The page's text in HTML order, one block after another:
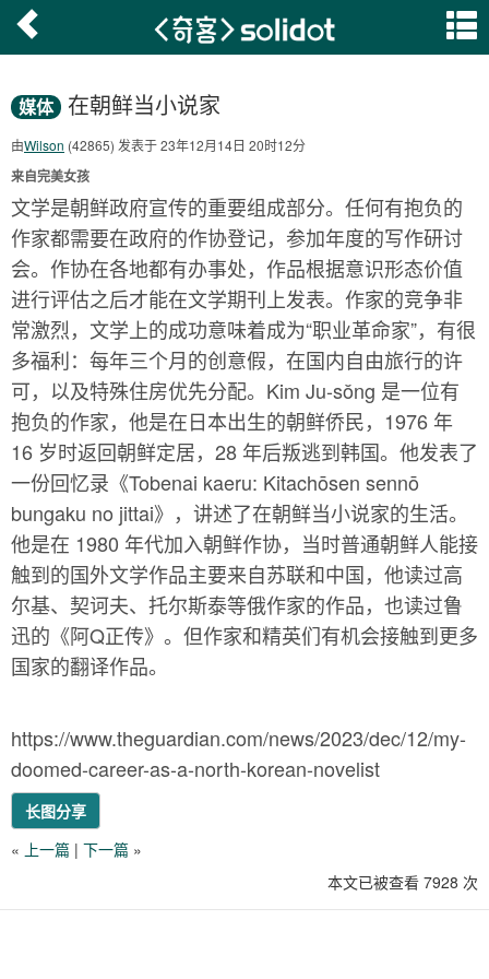
媒体 在朝鲜当小说家
由Wilson (42865) 发表于 23年12月14日 20时12分
来自完美女孩
文学是朝鲜政府宣传的重要组成部分。任何有抱负的
作家都需要在政府的作协登记，参加年度的写作研讨
会。作协在各地都有办事处，作品根据意识形态价值
进行评估之后才能在文学期刊上发表。作家的竞争非
常激烈，文学上的成功意味着成为“职业革命家”，有很
多福利：每年三个月的创意假，在国内自由旅行的许
可，以及特殊住房优先分配。Kim Ju-sŏng 是一位有
抱负的作家，他是在日本出生的朝鲜侨民，1976 年
16 岁时返回朝鲜定居，28 年后叛逃到韩国。他发表了
一份回忆录《Tobenai kaeru: Kitachōsen sennō
bungaku no jittai》，讲述了在朝鲜当小说家的生活。
他是在 1980 年代加入朝鲜作协，当时普通朝鲜人能接
触到的国外文学作品主要来自苏联和中国，他读过高
尔基、契诃夫、托尔斯泰等俄作家的作品，也读过鲁
迅的《阿Q正传》。但作家和精英们有机会接触到更多
国家的翻译作品。
https://www.theguardian.com/news/2023/dec/12/my-
doomed-career-as-a-north-korean-novelist
长图分享
« 上一篇 | 下一篇 »
本文已被查看 7928 次